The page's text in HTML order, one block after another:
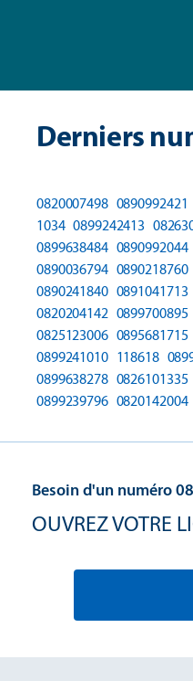
Derniers
0820007498 0890992421
1034 0899242413
0899638484 0890992044
0890036794 0890218760
0890241840 0891041713
0820204142 0899700895
0825123006 0895681715
0899241010 118618
0899638278 0826101335
0899239796 0820142004
Besoin d'un numéro
OUVREZ VOTRE